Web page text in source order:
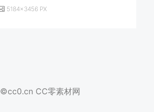
5184×3456 PX
©cc0.cn CC零素材网